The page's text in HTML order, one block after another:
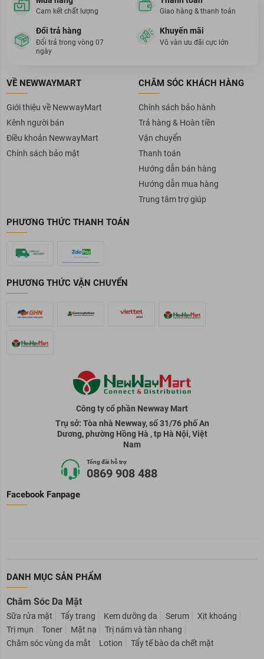
Cam kết chất lượng Giao hàng & thanh toán
Đổi trả hàng
Đổi trả trong vòng 07
ngày
Khuyến mãi
Vô vàn ưu đãi cực lớn
VỀ NEWWAYMART
Giới thiệu về NewwayMart
Kênh người bán
Điều khoản NewwayMart
Chính sách bảo mật
CHĂM SÓC KHÁCH HÀNG
Chính sách bảo hành
Trả hàng & Hoàn tiền
Vận chuyển
Thanh toán
Hướng dẫn bán hàng
Hướng dẫn mua hàng
Trung tâm trợ giúp
PHƯƠNG THỨC THANH TOÁN
PHƯƠNG THỨC VẬN CHUYỂN
Công ty cổ phần Newway Mart
Trụ sở: Tòa nhà Newway, số 31/76 phố An
Dương, phường Hồng Hà , tp Hà Nội, Việt
Nam
Tổng đài hỗ trợ
0869 908 488
Facebook Fanpage
DANH MỤC SẢN PHẨM
Chăm Sóc Da Mặt
Sữa rửa mặt Tẩy trang Kem dưỡng da Serum
Xịt khoáng
Trị mụn
Toner Mặt nạ
Trị nám và tàn nhang
Chăm sóc vùng da mắt
Lotion Tẩy tế bào da chết mặt